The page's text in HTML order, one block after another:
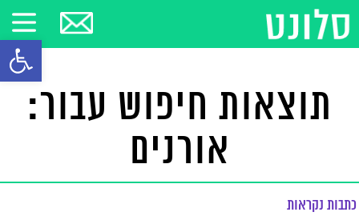
פתח
תוצאות חיפוש עבור:
אורנים
כתבות נקראות